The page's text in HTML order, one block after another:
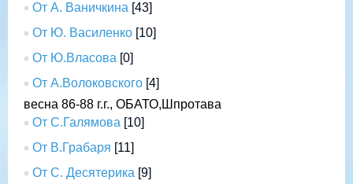
От А. Ваничкина [43]
От Ю. Василенко [10]
От Ю.Власова [0]
От А.Волоковского [4]
весна 86-88 г.г., ОБАТО,Шпротава
От С.Галямова [10]
От В.Грабаря [11]
От С. Десятерика [9]